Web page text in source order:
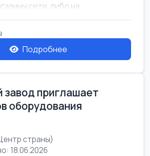
сети, либо на...
Подробнее
завод приглашает
оборудования
страны)
18.06.2026